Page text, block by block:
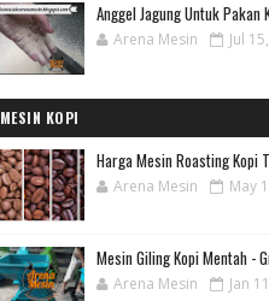
Anggel Jagung Untuk Pakan
Arena Mesin Jul
MESIN KOPI
Harga Mesin Roasting Kopi
Arena Mesin May
Mesin Giling Kopi Mentah -
Arena Mesin Jan